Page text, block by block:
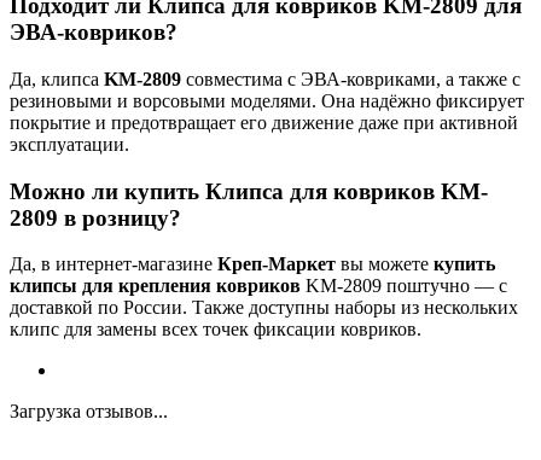
Подходит ли Клипса для ковриков KM-2809 для
ЭВА-ковриков?
Да, клипса KM-2809 совместима с ЭВА-ковриками, а также с
резиновыми и ворсовыми моделями. Она надёжно фиксирует
покрытие и предотвращает его движение даже при активной
эксплуатации.
Можно ли купить Клипса для ковриков KM-
2809 в розницу?
Да, в интернет-магазине Креп-Маркет вы можете купить
клипсы для крепления ковриков KM-2809 поштучно — с
доставкой по России. Также доступны наборы из нескольких
клипс для замены всех точек фиксации ковриков.
Загрузка отзывов...